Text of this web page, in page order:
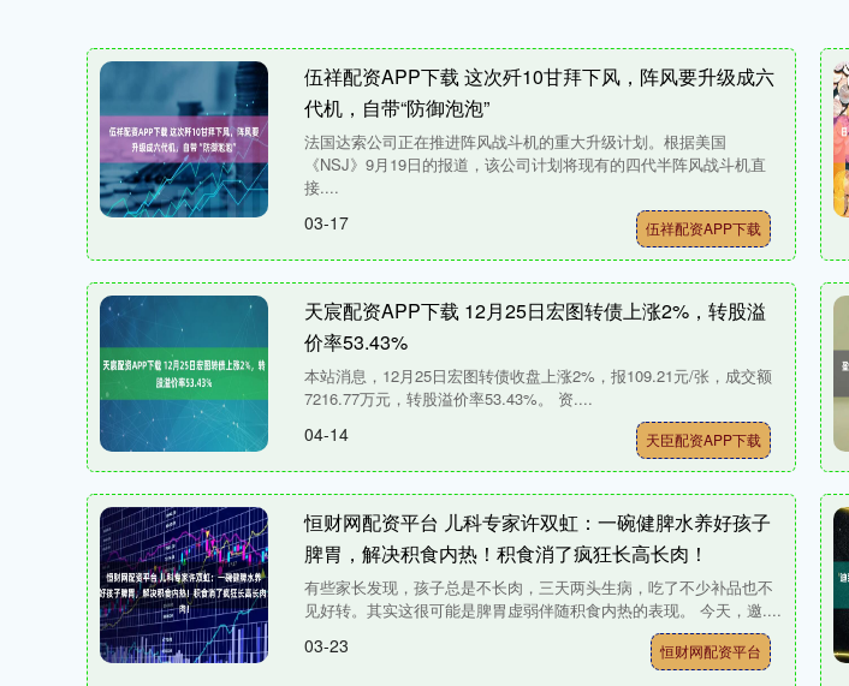
伍祥配资APP下载 这次歼10甘拜下风，阵风要升级成六
代机，自带“防御泡泡”
法国达索公司正在推进阵风战斗机的重大升级计划。根据美国
《NSJ》9月19日的报道，该公司计划将现有的四代半阵风战斗机直
接....
03-17 伍祥配资APP下载
天宸配资APP下载 12月25日宏图转债上涨2%，转股溢
价率53.43%
本站消息，12月25日宏图转债收盘上涨2%，报109.21元/张，成交额
7216.77万元，转股溢价率53.43%。 资....
04-14 天臣配资APP下载
恒财网配资平台 儿科专家许双虹：一碗健脾水养好孩子
脾胃，解决积食内热！积食消了疯狂长高长肉！
有些家长发现，孩子总是不长肉，三天两头生病，吃了不少补品也不
见好转。其实这很可能是脾胃虚弱伴随积食内热的表现。 今天，邀....
03-23 恒财网配资平台